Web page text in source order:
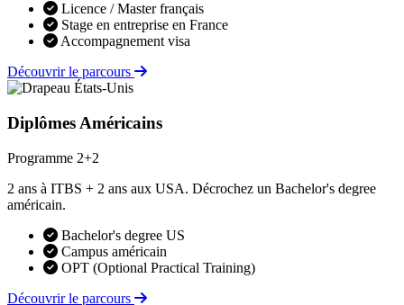
Licence / Master français
Stage en entreprise en France
Accompagnement visa
Découvrir le parcours
Diplômes Américains
Programme 2+2
2 ans à ITBS + 2 ans aux USA. Décrochez un Bachelor's degree
américain.
Bachelor's degree US
Campus américain
OPT (Optional Practical Training)
Découvrir le parcours